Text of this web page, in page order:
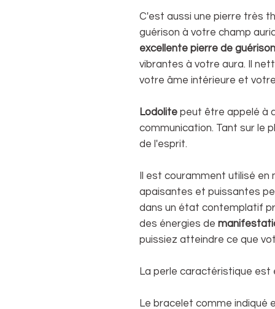
C'est aussi une pierre très
guérison à votre champ
excellente pierre de guérison
vibrantes à votre aura. Il
votre âme intérieure et
Lodolite peut être appelé à
communication. Tant sur le
de l'esprit.
Il est couramment utilisé
apaisantes et puissantes
dans un état contemplatif
des énergies de
puissiez atteindre ce que
La perle caractéristique est
Le bracelet comme indiqué